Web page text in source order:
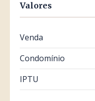
Valores
Venda
Condomínio
IPTU